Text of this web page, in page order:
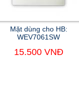
Mặt dùng cho HB:
WEV7061SW
15.500 VNĐ